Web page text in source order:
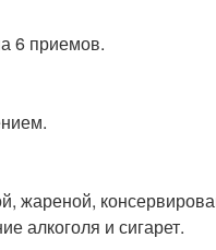
6 приемов.
жареной,
алкоголя и сигарет.